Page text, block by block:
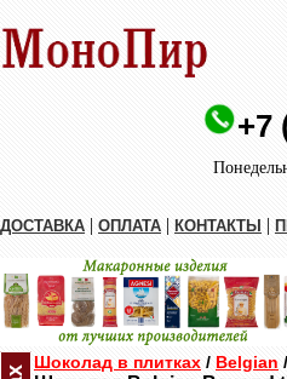
+7
ДОСТАВКА | ОПЛАТА | КОНТАКТЫ |
Шоколад в плитках / Belgian /